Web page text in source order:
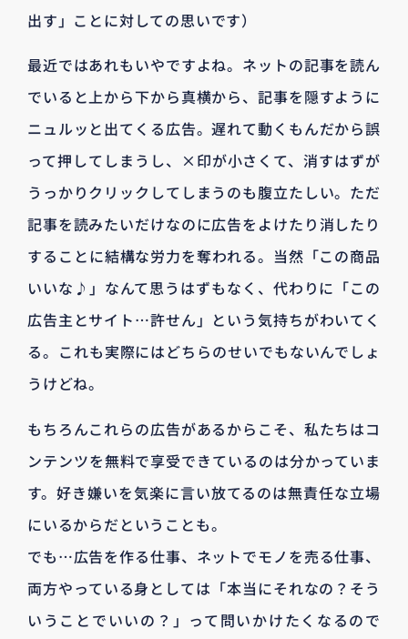
出す」ことに対しての思いです）
最近ではあれもいやですよね。ネットの記事を読ん
でいると上から下から真横から、記事を隠すように
ニュルッと出てくる広告。遅れて動くもんだから誤
って押してしまうし、×印が小さくて、消すはずが
うっかりクリックしてしまうのも腹立たしい。ただ
記事を読みたいだけなのに広告をよけたり消したり
することに結構な労力を奪われる。当然「この商品
いいな♪」なんて思うはずもなく、代わりに「この
広告主とサイト…許せん」という気持ちがわいてく
る。これも実際にはどちらのせいでもないんでしょ
うけどね。
もちろんこれらの広告があるからこそ、私たちはコ
ンテンツを無料で享受できているのは分かっていま
す。好き嫌いを気楽に言い放てるのは無責任な立場
にいるからだということも。
でも…広告を作る仕事、ネットでモノを売る仕事、
両方やっている身としては「本当にそれなの？そう
いうことでいいの？」って問いかけたくなるので